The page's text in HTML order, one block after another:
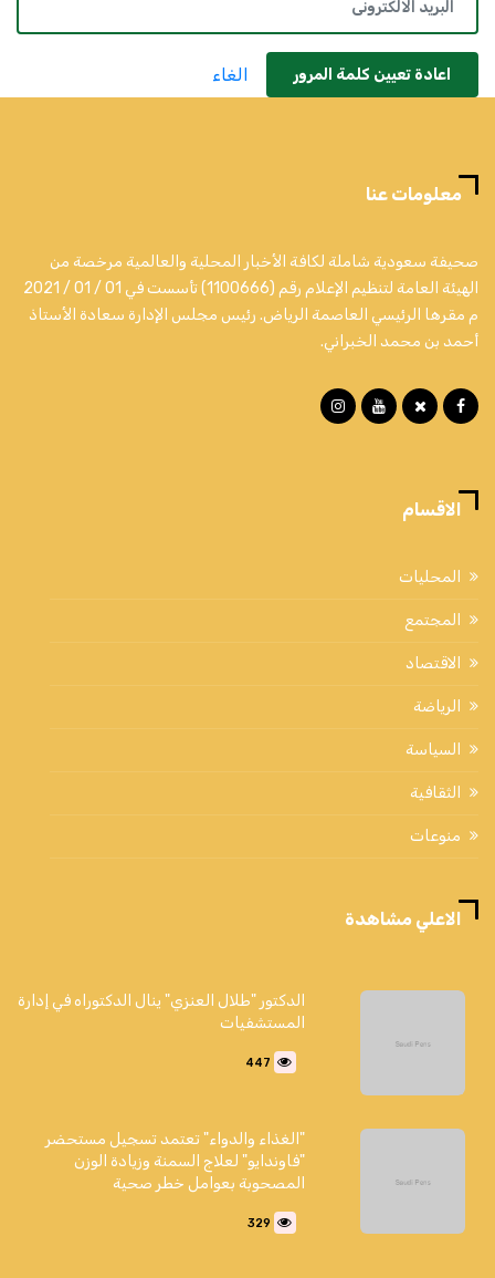
اعادة تعيين كلمة المرور الغاء
معلومات عنا
صحيفة سعودية شاملة لكافة الأخبار المحلية والعالمية مرخصة من
الهيئة العامة لتنظيم الإعلام رقم (1100666) تأسست في 01 / 01 / 2021
م مقرها الرئيسي العاصمة الرياض. رئيس مجلس الإدارة سعادة الأستاذ
أحمد بن محمد الخبراني.
الاقسام
المحليات
المجتمع
الاقتصاد
الرياضة
السياسة
الثقافية
منوعات
الاعلي مشاهدة
الدكتور "طلال العنزي" ينال الدكتوراه في إدارة
المستشفيات
447
"الغذاء والدواء" تعتمد تسجيل مستحضر
"فاوندايو" لعلاج السمنة وزيادة الوزن
المصحوبة بعوامل خطر صحية
329